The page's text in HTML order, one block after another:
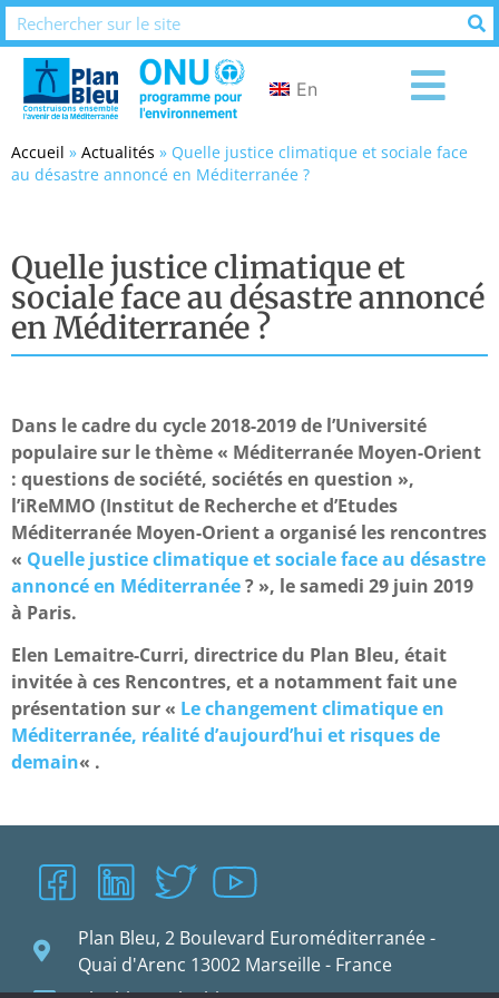
En
Accueil » Actualités » Quelle justice climatique et sociale face
au désastre annoncé en Méditerranée ?
Quelle justice climatique et
sociale face au désastre annoncé
en Méditerranée ?
Dans le cadre du cycle 2018-2019 de l’Université
populaire sur le thème « Méditerranée Moyen-Orient
: questions de société, sociétés en question »,
l’iReMMO (Institut de Recherche et d’Etudes
Méditerranée Moyen-Orient a organisé les rencontres
« Quelle justice climatique et sociale face au désastre
annoncé en Méditerranée? », le samedi 29 juin 2019
à Paris.
Elen Lemaitre-Curri, directrice du Plan Bleu, était
invitée à ces Rencontres, et a notamment fait une
présentation sur « Le changement climatique en
Méditerranée, réalité d’aujourd’hui et risques de
demain« .
Plan Bleu, 2 Boulevard Euroméditerranée -
Quai d'Arenc 13002 Marseille - France